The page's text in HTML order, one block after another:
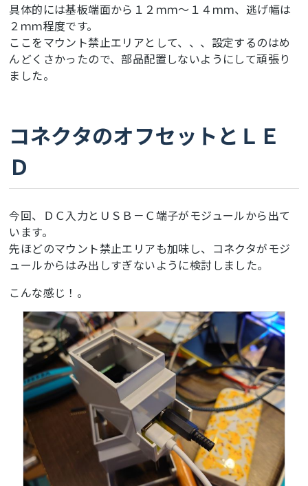
具体的には基板端面から１２ｍｍ～１４ｍｍ、逃げ幅は
２ｍｍ程度です。
ここをマウント禁止エリアとして、、、設定するのはめ
んどくさかったので、部品配置しないようにして頑張り
ました。
コネクタのオフセットとＬＥ
Ｄ
今回、ＤＣ入力とＵＳＢ－Ｃ端子がモジュールから出て
います。
先ほどのマウント禁止エリアも加味し、コネクタがモジ
ュールからはみ出しすぎないように検討しました。
こんな感じ！。